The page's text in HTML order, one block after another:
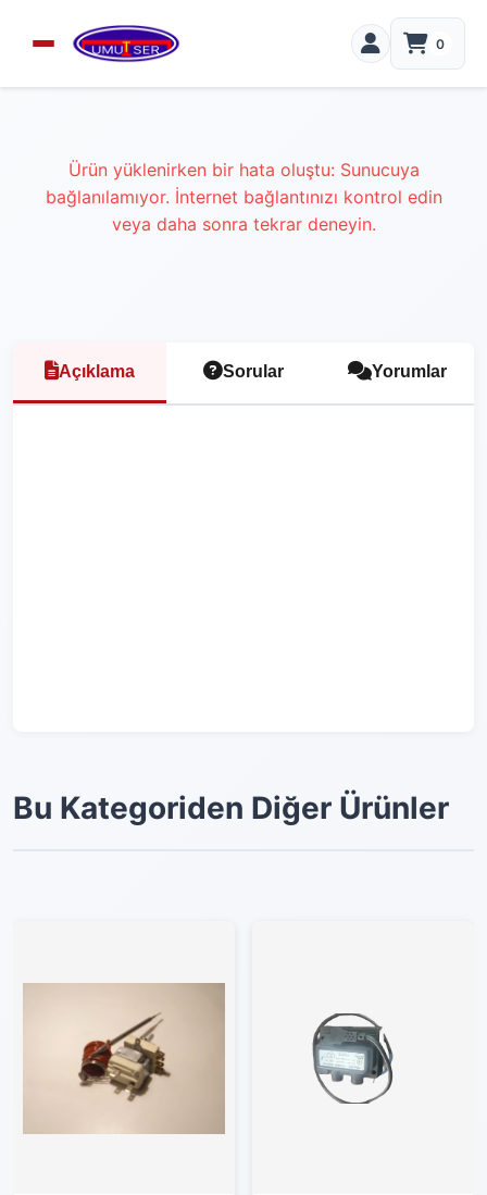
0
Ürün yüklenirken bir hata oluştu: Sunucuya
bağlanılamıyor. İnternet bağlantınızı kontrol edin
veya daha sonra tekrar deneyin.
Açıklama Sorular Yorumlar
Bu Kategoriden Diğer Ürünler